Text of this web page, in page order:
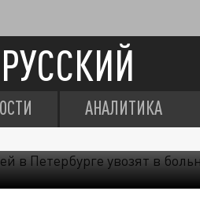
АНАЛИТИКА